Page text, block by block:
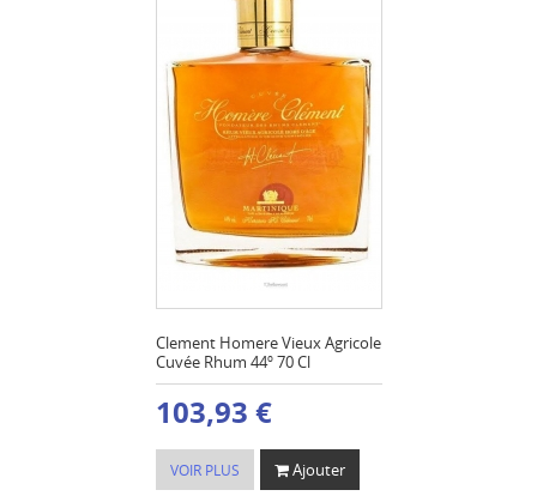
Clement Homere Vieux Agricole
Cuvée Rhum 44º 70 Cl
103,93 €
VOIR PLUS Ajouter